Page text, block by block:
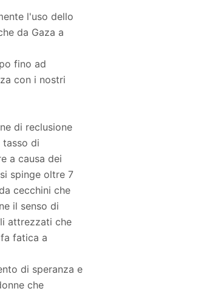
l'uso dello
da Gaza a
fino ad
con i nostri
di reclusione
tasso di
a causa dei
spinge oltre 7
cecchini che
il senso di
attrezzati che
fatica a
di speranza e
che